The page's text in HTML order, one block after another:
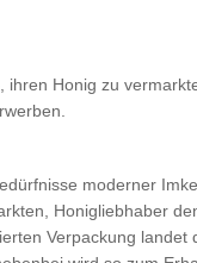
ihren Honig zu
moderner
Honigliebhaber
Verpackung landet